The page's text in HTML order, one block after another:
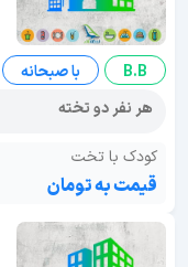
B.B
با صبحانه
هر نفر دو تخته
کودک با تخت
قیمت به تومان